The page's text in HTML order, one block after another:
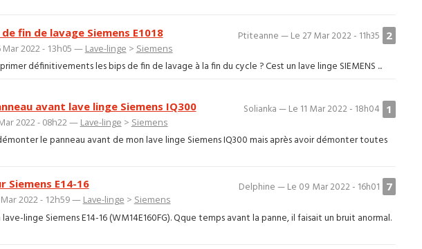
2
Ptiteanne — Le 27 Mar 2022 - 11h35
fin de lavage Siemens E1018
2022 - 13h05 — Lave-linge > Siemens
définitivements les bips de fin de lavage à la fin du cycle ? Cest un lave linge SIEMENS ...
1
Solianka — Le 11 Mar 2022 - 18h04
avant lave linge Siemens IQ300
2022 - 08h22 — Lave-linge > Siemens
le panneau avant de mon lave linge Siemens IQ300 mais après avoir démonter toutes
7
Delphine — Le 09 Mar 2022 - 16h01
E14-16
2022 - 12h59 — Lave-linge > Siemens
linge Siemens E14-16 (WM14E160FG). Qque temps avant la panne, il faisait un bruit anormal.